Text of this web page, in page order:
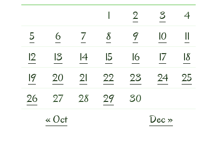
1
2 3
4
5
6 7 8 9 10
11
12
13 14 15 16 17
18
19
20 21 22 23 24
25
26
27 28 29
30
« Oct
Dec »